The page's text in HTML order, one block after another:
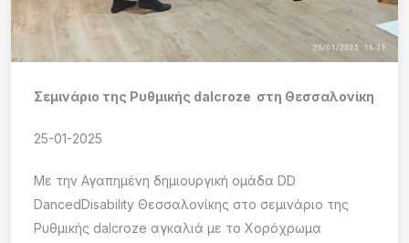
Σεμινάριο της Ρυθμικής dalcroze στη Θεσσαλονίκη
25-01-2025
Με την Αγαπημένη δημιουργική ομάδα DD
DancedDisability Θεσσαλονίκης στο σεμινάριο της
Ρυθμικής dalcroze αγκαλιά με το Χορόχρωμα